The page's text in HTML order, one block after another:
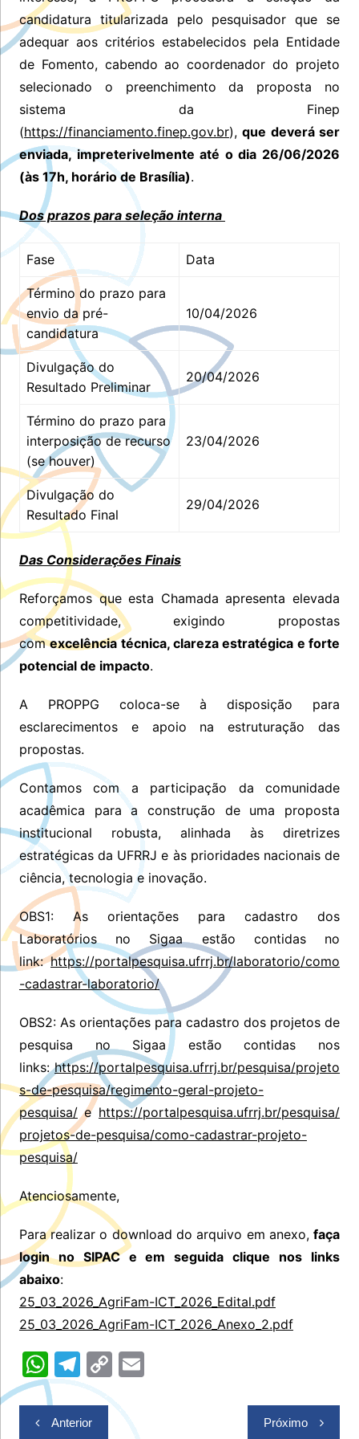
candidatura titularizada pelo pesquisador que se
adequar aos critérios estabelecidos pela Entidade
de Fomento, cabendo ao coordenador do projeto
selecionado o preenchimento da proposta no
sistema da Finep
(https://financiamento.finep.gov.br),que deverá ser
enviada, impreterivelmente até o dia 26/06/2026
(às 17h, horário de Brasília).
Dos prazos para seleção interna
Fase Data
Término do prazo para
envio da pré-
candidatura
10/04/2026
Divulgação do
Resultado Preliminar
20/04/2026
Término do prazo para
interposição de recurso
(se houver)
23/04/2026
Divulgação do
Resultado Final
29/04/2026
Das Considerações Finais
Reforçamos que esta Chamada apresenta elevada
competitividade, exigindo propostas
comexcelência técnica, clareza estratégica e forte
potencial de impacto.
A PROPPG coloca-se à disposição para
esclarecimentos e apoio na estruturação das
propostas.
Contamos com a participação da comunidade
acadêmica para a construção de uma proposta
institucional robusta, alinhada às diretrizes
estratégicas da UFRRJ e às prioridades nacionais de
ciência, tecnologia e inovação.
OBS1: As orientações para cadastro dos
Laboratórios no Sigaa estão contidas no
link:https://portalpesquisa.ufrrj.br/laboratorio/como
-cadastrar-laboratorio/
OBS2: As orientações para cadastro dos projetos de
pesquisa no Sigaa estão contidas nos
links:https://portalpesquisa.ufrrj.br/pesquisa/projeto
s-de-pesquisa/regimento-geral-projeto-
pesquisa/e https://portalpesquisa.ufrrj.br/pesquisa/
projetos-de-pesquisa/como-cadastrar-projeto-
pesquisa/
Atenciosamente,
Para realizar o download do arquivo em anexo,faça
login no SIPAC e em seguida clique nos links
abaixo:
25_03_2026_AgriFam-ICT_2026_Edital.pdf
25_03_2026_AgriFam-ICT_2026_Anexo_2.pdf
W
h
at
T
e
C E
Navegação
Anterior Próximo